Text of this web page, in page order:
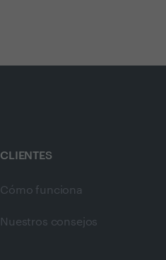
CLIENTES
Cómo funciona
Nuestros consejos